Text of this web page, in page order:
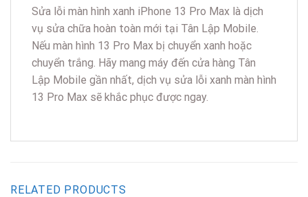
Sửa lỗi màn hình xanh iPhone 13 Pro Max là dịch
vụ sửa chữa hoàn toàn mới tại Tân Lập Mobile.
Nếu màn hình 13 Pro Max bị chuyển xanh hoặc
chuyển trắng. Hãy mang máy đến cửa hàng Tân
Lập Mobile gần nhất, dịch vụ sửa lỗi xanh màn hình
13 Pro Max sẽ khắc phục được ngay.
RELATED PRODUCTS